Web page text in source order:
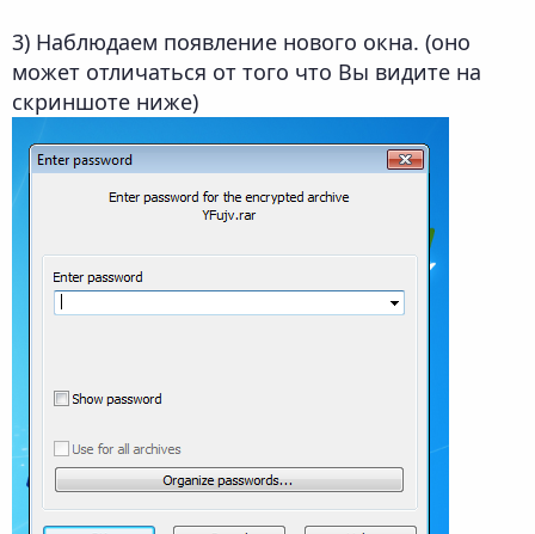
3) Наблюдаем появление нового окна. (оно
может отличаться от того что Вы видите на
скриншоте ниже)